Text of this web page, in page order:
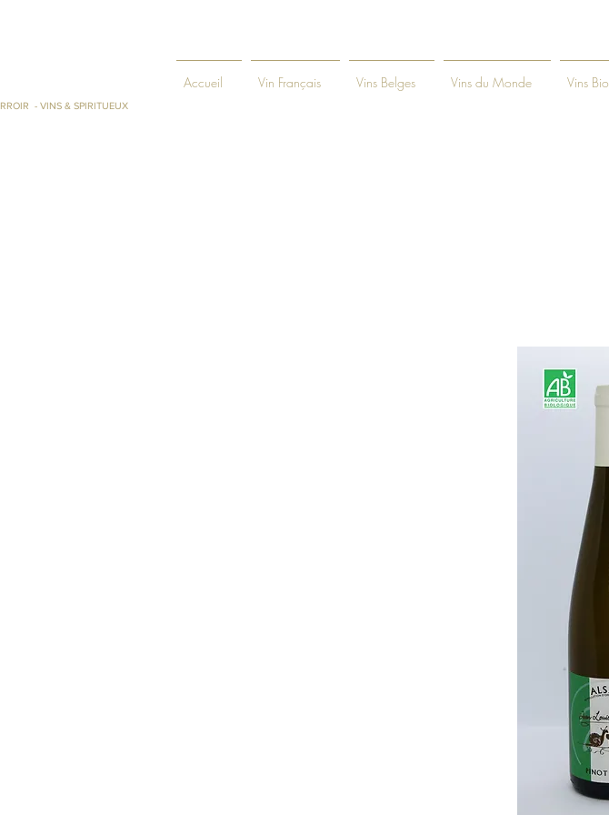
- VINS & SPIRITUEUX
Accueil Vin Français Vins Belges Vins du Monde Vins Bio